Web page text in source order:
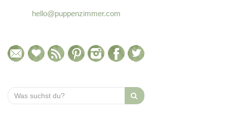
hello@puppenzimmer.com
Search
for: